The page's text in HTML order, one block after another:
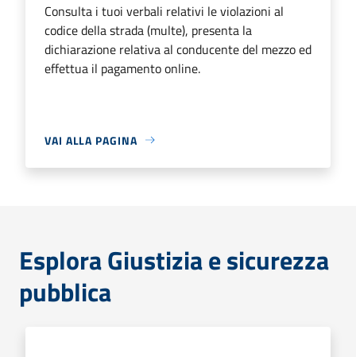
Consulta i tuoi verbali relativi le violazioni al
codice della strada (multe), presenta la
dichiarazione relativa al conducente del mezzo ed
effettua il pagamento online.
VAI ALLA PAGINA
Esplora Giustizia e sicurezza
pubblica